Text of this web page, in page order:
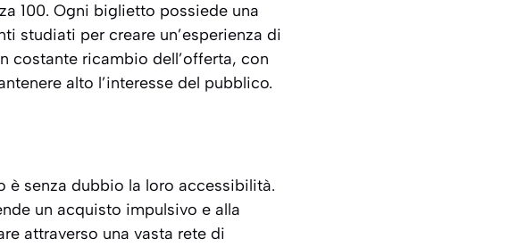
100. Ogni biglietto possiede una
studiati per creare un’esperienza di
costante ricambio dell’offerta, con
alto l’interesse del pubblico.
senza dubbio la loro accessibilità.
un acquisto impulsivo e alla
attraverso una vasta rete di